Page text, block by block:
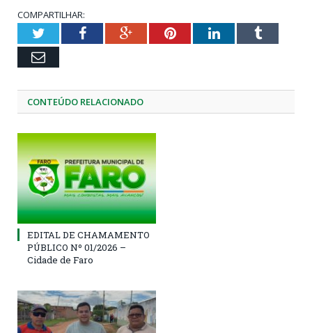
COMPARTILHAR:
TwitterFacebookGoogle+PinterestLinkedInTumblr
Email
CONTEÚDO RELACIONADO
EDITAL DE CHAMAMENTO
PÚBLICO Nº 01/2026 –
Cidade de Faro